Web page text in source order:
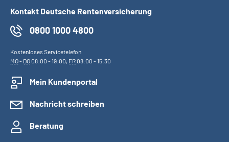
Kontakt Deutsche Rentenversicherung
0800 1000 4800
Kostenloses Servicetelefon
MO- DO08:00 - 19:00, FR08:00 - 15:30
Mein Kundenportal
Nachricht schreiben
Beratung